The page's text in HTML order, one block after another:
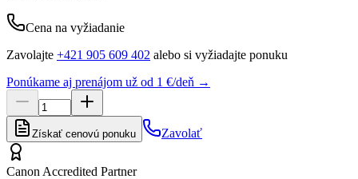
Cena na vyžiadanie
Zavolajte +421 905 609 402 alebo si vyžiadajte ponuku
Ponúkame aj prenájom už od 1 €/deň →
Získať cenovú ponuku Zavolať
Canon Accredited Partner